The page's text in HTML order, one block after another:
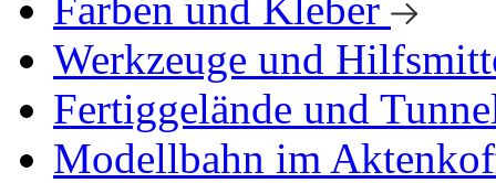
Werkzeuge und
Fertiggelände und
Modellbahn im